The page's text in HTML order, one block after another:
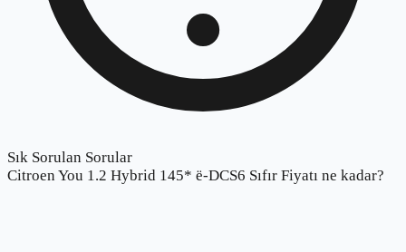
Sık Sorulan Sorular
Citroen You 1.2 Hybrid 145* ë-DCS6 Sıfır Fiyatı ne kadar?